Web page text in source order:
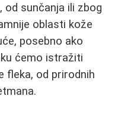
sunčanja ili zbog
oblasti kože
posebno ako
ćemo istražiti
fleka, od prirodnih